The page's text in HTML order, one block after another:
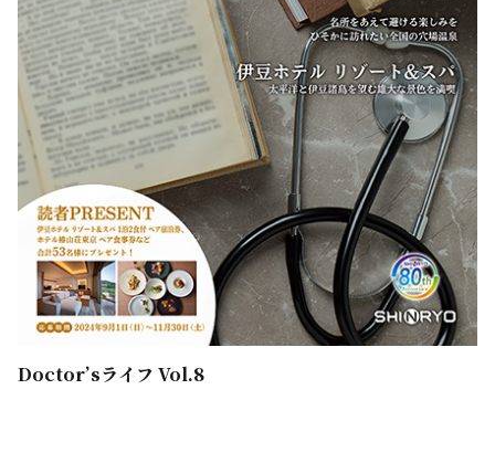
Doctor’sライフ Vol.8